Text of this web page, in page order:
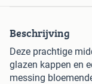
Beschrijving
Deze prachtige
glazen kappen en
messing